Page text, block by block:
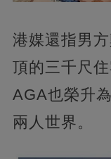
港媒還指男
頂的三千尺
AGA也榮升
兩人世界。